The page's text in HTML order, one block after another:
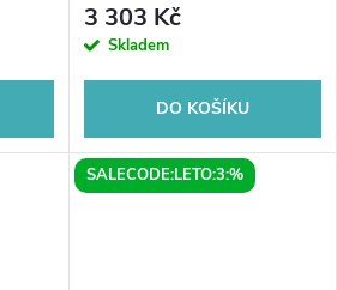
3 303 Kč
Skladem
DO KOŠÍKU
SALECODE:LETO:3:%